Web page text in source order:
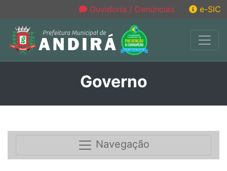
Ouvidoria / Denúncias e-SIC
Governo
Navegação